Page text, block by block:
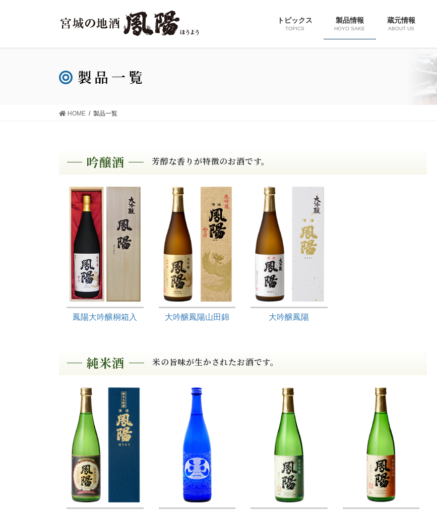
トピックス
TOPICS
製品情報
HOYO SAKE
蔵元情報
ABOUT US
製品一覧
HOME 製品一覧
芳醇な香りが特徴のお酒です。
鳳陽大吟醸桐箱入 大吟醸鳳陽山田錦 大吟醸鳳陽
米の旨味が生かされたお酒です。